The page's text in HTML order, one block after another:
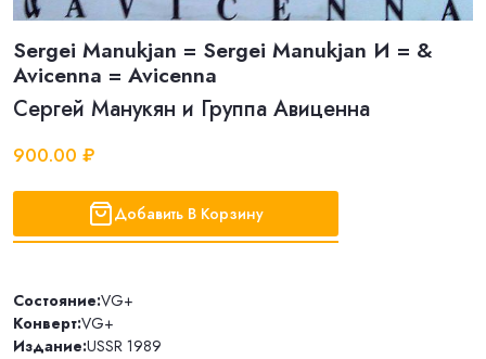
Sergei Manukjan = Sergei Manukjan И = &
Avicenna = Avicenna
Сергей Манукян и Группа Авиценна
900.00 ₽
Добавить В Корзину
Состояние:VG+
Конверт:VG+
Издание:USSR 1989